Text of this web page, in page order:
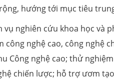
hướng tới mục tiêu
nghiên cứu khoa học và
công nghệ cao, công nghệ
Công nghệ cao; thử
chiến lược; hỗ trợ ươm